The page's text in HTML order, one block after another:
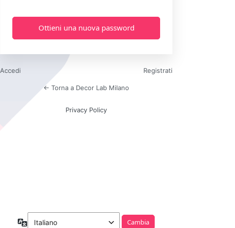
Accedi Registrati
← Torna a Decor Lab Milano
Privacy Policy
Lingua